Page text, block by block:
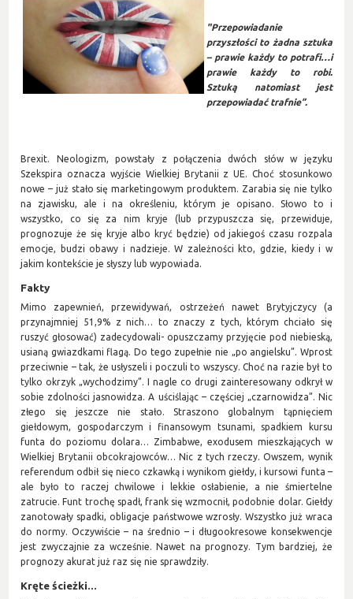
"Przepowiadanie
przyszłości to żadna sztuka
– prawie każdy to potrafi…i
prawie każdy to robi.
Sztuką natomiast jest
przepowiadać trafnie”.
Brexit. Neologizm, powstały z połączenia dwóch słów w języku
Szekspira oznacza wyjście Wielkiej Brytanii z UE. Choć stosunkowo
nowe – już stało się marketingowym produktem. Zarabia się nie tylko
na zjawisku, ale i na określeniu, którym je opisano. Słowo to i
wszystko, co się za nim kryje (lub przypuszcza się, przewiduje,
prognozuje że się kryje albo kryć będzie) od jakiegoś czasu rozpala
emocje, budzi obawy i nadzieje. W zależności kto, gdzie, kiedy i w
jakim kontekście je słyszy lub wypowiada.
Fakty
Mimo zapewnień, przewidywań, ostrzeżeń nawet Brytyjczycy (a
przynajmniej 51,9% z nich… to znaczy z tych, którym chciało się
ruszyć głosować) zadecydowali- opuszczamy przyjęcie pod niebieską,
usianą gwiazdkami flagą. Do tego zupełnie nie „po angielsku”. Wprost
przeciwnie – tak, że usłyszeli i poczuli to wszyscy. Choć na razie był to
tylko okrzyk „wychodzimy”. I nagle co drugi zainteresowany odkrył w
sobie zdolności jasnowidza. A uściślając – częściej „czarnowidza”. Nic
złego się jeszcze nie stało. Straszono globalnym tąpnięciem
giełdowym, gospodarczym i finansowym tsunami, spadkiem kursu
funta do poziomu dolara… Zimbabwe, exodusem mieszkających w
Wielkiej Brytanii obcokrajowców… Nic z tych rzeczy. Owszem, wynik
referendum odbił się nieco czkawką i wynikom giełdy, i kursowi funta –
ale było to raczej chwilowe i lekkie osłabienie, a nie śmiertelne
zatrucie. Funt trochę spadł, frank się wzmocnił, podobnie dolar. Giełdy
zanotowały spadki, obligacje państwowe wzrosły. Wszystko już wraca
do normy. Oczywiście – na średnio – i długookresowe konsekwencje
jest zwyczajnie za wcześnie. Nawet na prognozy. Tym bardziej, że
prognozy akurat już raz się nie sprawdziły.
Kręte ścieżki...